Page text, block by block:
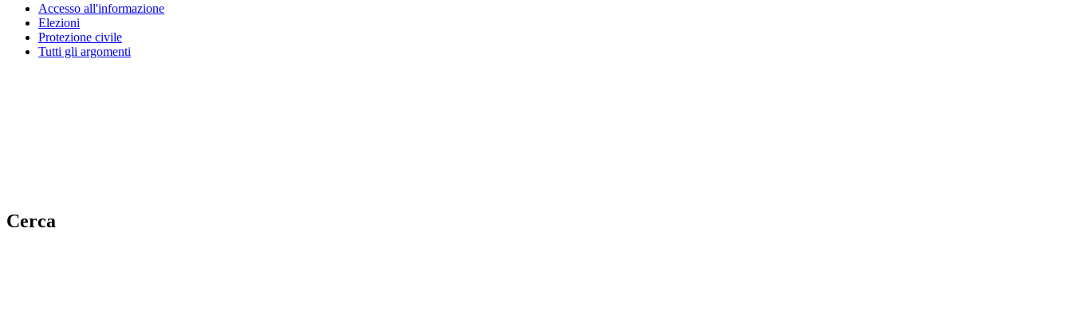
Accesso all'informazione
Elezioni
Protezione civile
Tutti gli argomenti
Cerca